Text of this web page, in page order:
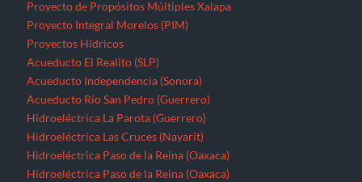
Proyecto de Propósitos Múltiples Xalapa
Proyecto Integral Morelos (PIM)
Proyectos Hídricos
Acueducto El Realito (SLP)
Acueducto Independencia (Sonora)
Acueducto Río San Pedro (Guerrero)
Hidroeléctrica La Parota (Guerrero)
Hidroeléctrica Las Cruces (Nayarit)
Hidroeléctrica Paso de la Reina (Oaxaca)
Hidroeléctrica Paso de la Reina (Oaxaca)